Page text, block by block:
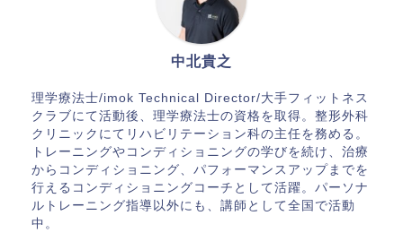
中北貴之
理学療法士/imok Technical Director/大手フィットネス
クラブにて活動後、理学療法士の資格を取得。整形外科
クリニックにてリハビリテーション科の主任を務める。
トレーニングやコンディショニングの学びを続け、治療
からコンディショニング、パフォーマンスアップまでを
行えるコンディショニングコーチとして活躍。パーソナ
ルトレーニング指導以外にも、講師として全国で活動
中。